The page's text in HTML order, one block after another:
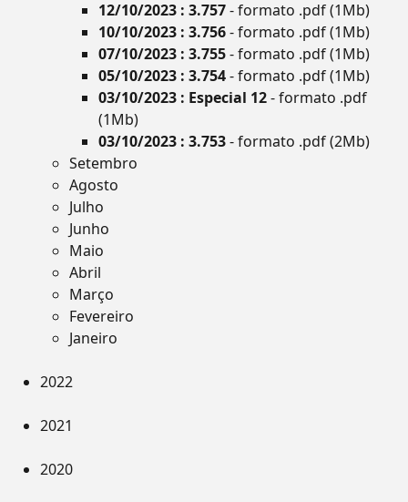
12/10/2023 : 3.757- formato .pdf (1Mb)
10/10/2023 : 3.756- formato .pdf (1Mb)
07/10/2023 : 3.755- formato .pdf (1Mb)
05/10/2023 : 3.754- formato .pdf (1Mb)
03/10/2023 : Especial 12- formato .pdf
(1Mb)
03/10/2023 : 3.753- formato .pdf (2Mb)
Setembro
Agosto
Julho
Junho
Maio
Abril
Março
Fevereiro
Janeiro
2022
2021
2020